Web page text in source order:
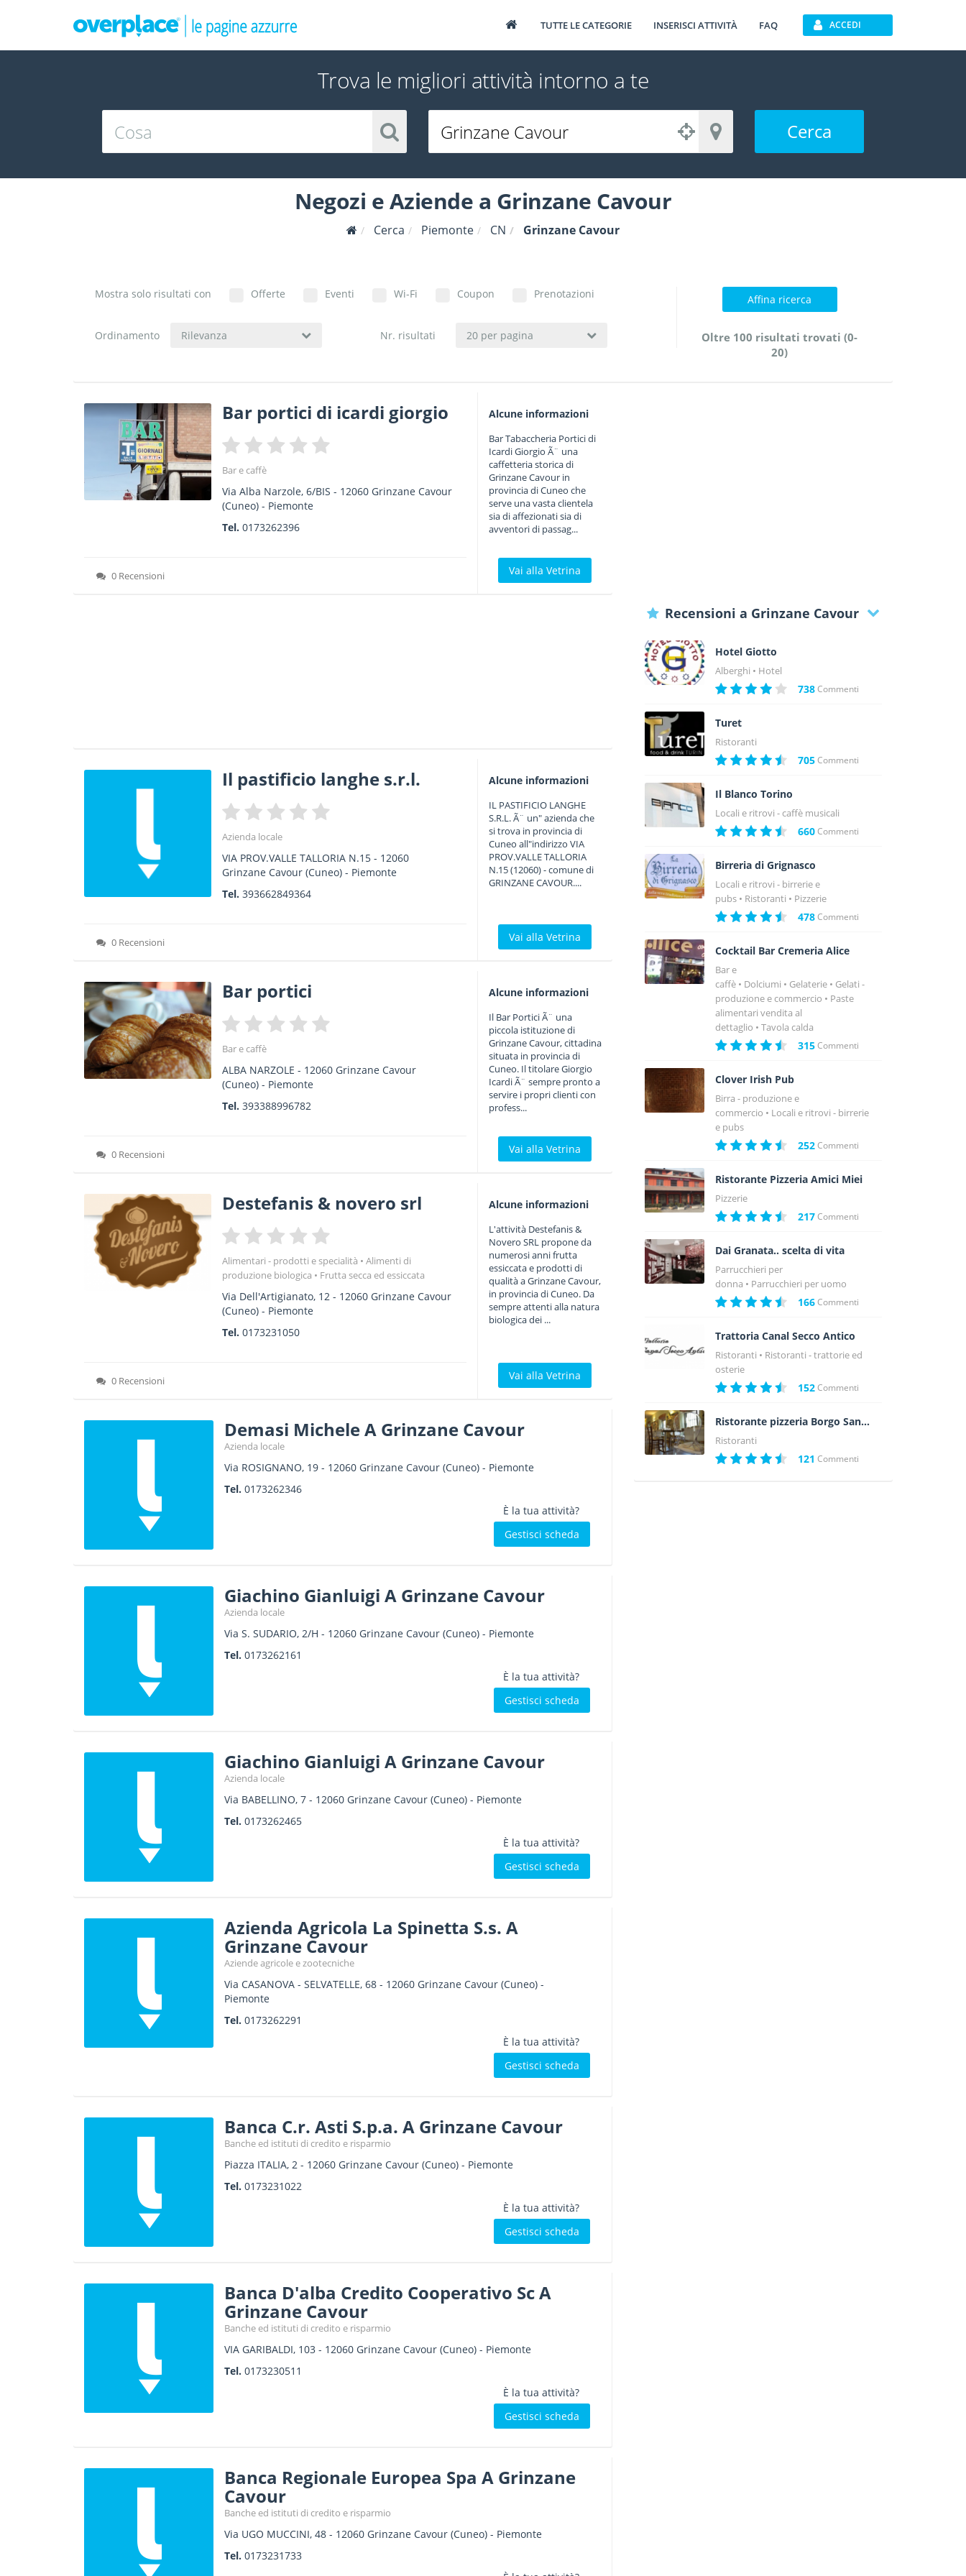
TUTTE LE CATEGORIE INSERISCI ATTIVITÀ FAQ ACCEDI
Trova le migliori attività intorno a te
Cerca
Negozi e Aziende a Grinzane Cavour
Cerca Piemonte CN Grinzane Cavour
Mostra solo risultati con Offerte Eventi Wi-Fi Coupon Prenotazioni
Ordinamento Rilevanza Nr. risultati 20 per pagina
Affina ricerca
Oltre 100 risultati trovati (0-
20)
Bar portici di icardi giorgio
Bar e caffè
Via Alba Narzole, 6/BIS - 12060 Grinzane Cavour
(Cuneo) - Piemonte
Tel.0173262396
0 Recensioni
Alcune informazioni
Bar Tabaccheria Portici di
Icardi Giorgio Ã¨ una
caffetteria storica di
Grinzane Cavour in
provincia di Cuneo che
serve una vasta clientela
sia di affezionati sia di
avventori di passag...
Vai alla Vetrina
Il pastificio langhe s.r.l.
Azienda locale
VIA PROV.VALLE TALLORIA N.15 - 12060
Grinzane Cavour (Cuneo) - Piemonte
Tel.393662849364
0 Recensioni
Alcune informazioni
IL PASTIFICIO LANGHE
S.R.L. Ã¨ un" azienda che
si trova in provincia di
Cuneo all"indirizzo VIA
PROV.VALLE TALLORIA
N.15 (12060) - comune di
GRINZANE CAVOUR....
Vai alla Vetrina
Bar portici
Bar e caffè
ALBA NARZOLE - 12060 Grinzane Cavour
(Cuneo) - Piemonte
Tel.393388996782
0 Recensioni
Alcune informazioni
Il Bar Portici Ã¨ una
piccola istituzione di
Grinzane Cavour, cittadina
situata in provincia di
Cuneo. Il titolare Giorgio
Icardi Ã¨ sempre pronto a
servire i propri clienti con
profess...
Vai alla Vetrina
Destefanis & novero srl
Alimentari - prodotti e specialità
Alimenti di
produzione biologica
Frutta secca ed essiccata
Via Dell'Artigianato, 12 - 12060 Grinzane Cavour
(Cuneo) - Piemonte
Tel.0173231050
0 Recensioni
Alcune informazioni
L'attività Destefanis &
Novero SRL propone da
numerosi anni frutta
essiccata e prodotti di
qualità a Grinzane Cavour,
in provincia di Cuneo. Da
sempre attenti alla natura
biologica dei ...
Vai alla Vetrina
Demasi Michele A Grinzane Cavour
Azienda locale
Via ROSIGNANO, 19- 12060 Grinzane Cavour(Cuneo) - Piemonte
Tel. 0173262346
È la tua attività?
Gestisci scheda
Giachino Gianluigi A Grinzane Cavour
Azienda locale
Via S. SUDARIO, 2/H - 12060 Grinzane Cavour(Cuneo) - Piemonte
Tel. 0173262161
È la tua attività?
Gestisci scheda
Giachino Gianluigi A Grinzane Cavour
Azienda locale
Via BABELLINO, 7- 12060 Grinzane Cavour(Cuneo) - Piemonte
Tel. 0173262465
È la tua attività?
Gestisci scheda
Azienda Agricola La Spinetta S.s. A
Grinzane Cavour
Aziende agricole e zootecniche
Via CASANOVA - SELVATELLE, 68- 12060 Grinzane Cavour(Cuneo) -
Piemonte
Tel. 0173262291
È la tua attività?
Gestisci scheda
Banca C.r. Asti S.p.a. A Grinzane Cavour
Banche ed istituti di credito e risparmio
Piazza ITALIA, 2- 12060 Grinzane Cavour(Cuneo) - Piemonte
Tel. 0173231022
È la tua attività?
Gestisci scheda
Banca D'alba Credito Cooperativo Sc A
Grinzane Cavour
Banche ed istituti di credito e risparmio
VIA GARIBALDI, 103- 12060 Grinzane Cavour(Cuneo) - Piemonte
Tel. 0173230511
È la tua attività?
Gestisci scheda
Banca Regionale Europea Spa A Grinzane
Cavour
Banche ed istituti di credito e risparmio
Via UGO MUCCINI, 48- 12060 Grinzane Cavour(Cuneo) - Piemonte
Tel. 0173231733
Recensioni a Grinzane Cavour
Hotel Giotto
Alberghi Hotel
738Commenti
Turet
Ristoranti
705Commenti
Il Blanco Torino
Locali e ritrovi - caffè musicali
660Commenti
Birreria di Grignasco
Locali e ritrovi - birrerie e
pubs
Ristoranti Pizzerie
478Commenti
Cocktail Bar Cremeria Alice
Bar e
caffè
Dolciumi Gelaterie
Gelati -
produzione e commercio
Paste
alimentari vendita al
dettaglio
Tavola calda
315Commenti
Clover Irish Pub
Birra - produzione e
commercio
Locali e ritrovi - birrerie
e pubs
252Commenti
Ristorante Pizzeria Amici Miei
Pizzerie
217Commenti
Dai Granata.. scelta di vita
Parrucchieri per
donna
Parrucchieri per uomo
166Commenti
Trattoria Canal Secco Antico
Ristoranti
Ristoranti - trattorie ed
osterie
152Commenti
Ristorante pizzeria Borgo San Giovanni
Ristoranti
121 Commenti